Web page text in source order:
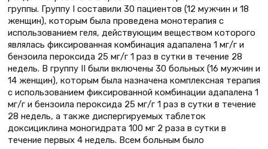
группы. Группу I составили 30 пациентов (12 мужчин и 18
женщин), которым была проведена монотерапия с
использованием геля, действующим веществом которого
являлась фиксированная комбинация адапалена 1 мг/г и
бензоила пероксида 25 мг/г 1 раз в сутки в течение 28
недель. В группу II были включены 30 больных (16 мужчин и
14 женщин), которым была назначена комплексная терапия
с использованием фиксированной комбинации адапалена 1
мг/г и бензоила пероксида 25 мг/г 1 раз в сутки в течение
28 недель, а также диспергируемых таблеток
доксициклина моногидрата 100 мг 2 раза в сутки в
течение первых 4 недель. Всем больным было